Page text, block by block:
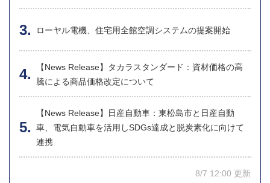
ローヤル電機、住宅用全館空調システムの提案開始
【News Release】タカラスタンダード：資材価格の高
騰による商品価格改定について
【News Release】日産自動車：東松島市と日産自動
車、電気自動車を活用しSDGs達成と脱炭素化に向けて
連携
8/7 12:00 更新